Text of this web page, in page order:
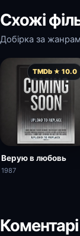
Схожі
Добірка за
TMDb ★ 10.0
Верую в любовь
1987
Коментарі